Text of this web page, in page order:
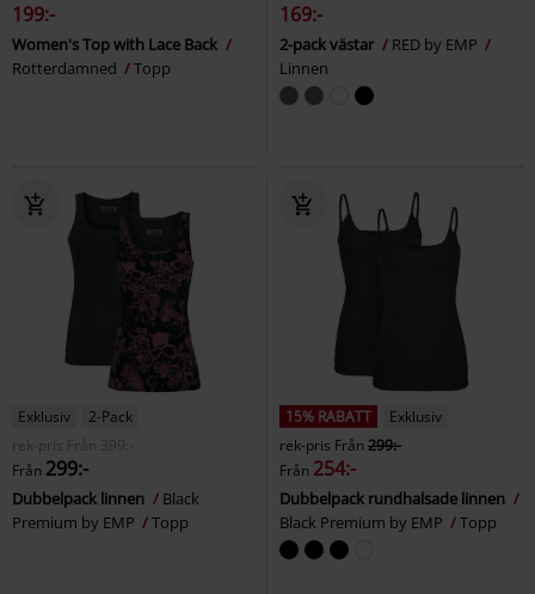
199:-
Women's Top with Lace Back
Rotterdamned
Topp
169:-
2-pack västar
RED by EMP
Linnen
Exklusiv
2-Pack
rek-pris
Från
399:-
Från 299:-
Dubbelpack linnen
Black
Premium by EMP
Topp
15% RABATT
Exklusiv
rek-pris Från299:-
Från 254:-
Dubbelpack rundhalsade linnen
Black Premium by EMP
Topp